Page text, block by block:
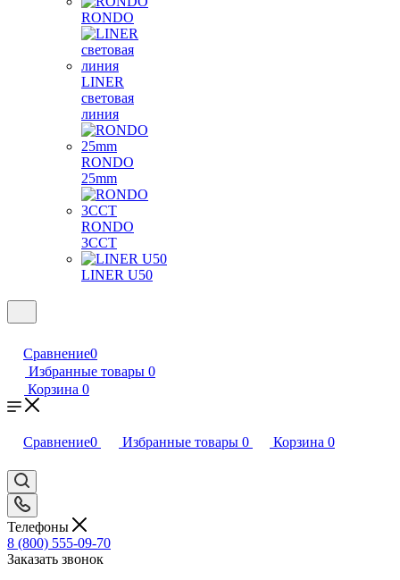
RONDO
LINER
световая
линия
RONDO
25mm
RONDO
3CCT
LINER U50
Сравнение0
Избранные товары 0
Корзина 0
Сравнение0 Избранные товары 0 Корзина 0
Телефоны
8 (800) 555-09-70
Заказать звонок